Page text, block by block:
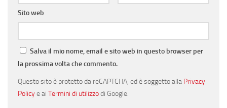
Sito web
Salva il mio nome, email e sito web in questo browser per
la prossima volta che commento.
Questo sito è protetto da reCAPTCHA, ed è soggetto alla Privacy
Policye ai Termini di utilizzodi Google.